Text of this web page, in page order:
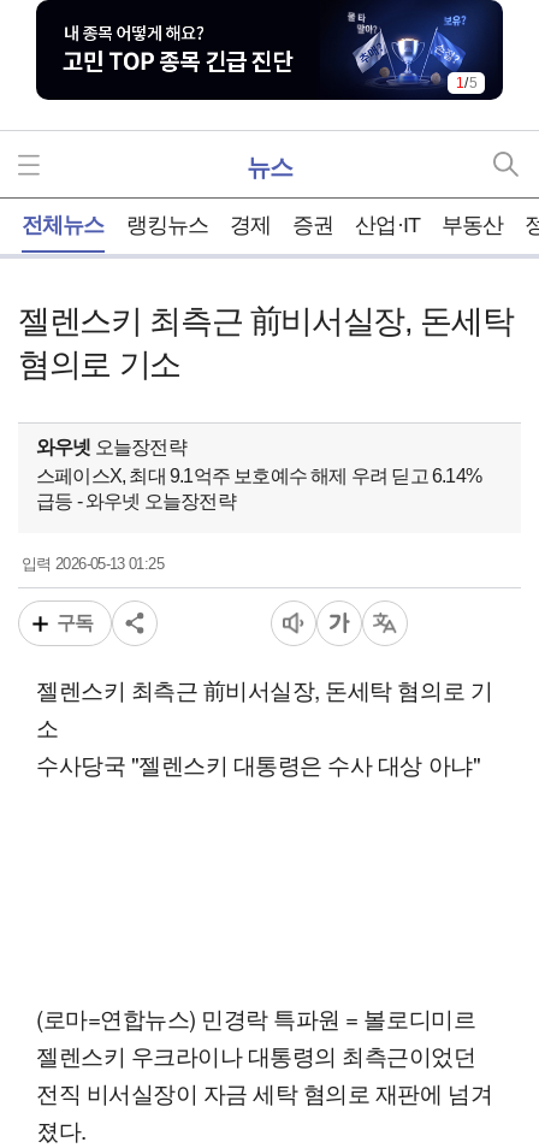
1/5
뉴스
전체뉴스 랭킹뉴스 경제 증권 산업·IT 부동산
젤렌스키 최측근 前비서실장, 돈세탁
혐의로 기소
와우넷 오늘장전략
스페이스X, 최대 9.1억주 보호예수 해제 우려 딛고 6.14%
급등 - 와우넷 오늘장전략
입력2026-05-13 01:25
구독
젤렌스키 최측근 前비서실장, 돈세탁 혐의로 기
소
수사당국 "젤렌스키 대통령은 수사 대상 아냐"
(로마=연합뉴스) 민경락 특파원 = 볼로디미르
젤렌스키 우크라이나 대통령의 최측근이었던
전직 비서실장이 자금 세탁 혐의로 재판에 넘겨
졌다.